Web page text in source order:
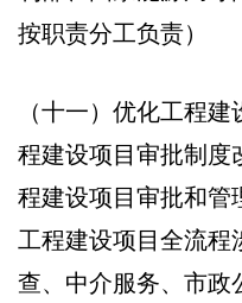
按职责分工负责）
（十一）优化工程
程建设项目审批制度
程建设项目审批和管
工程建设项目全流程
查、中介服务、市政